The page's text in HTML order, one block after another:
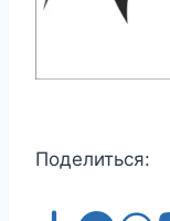
Поделиться: